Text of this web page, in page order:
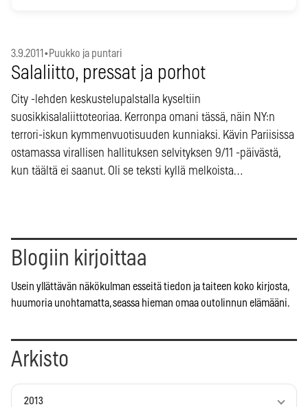
3.9.2011 •Puukko ja puntari
Salaliitto, pressat ja porhot
City -lehden keskustelupalstalla kyseltiin
suosikkisalaliittoteoriaa. Kerronpa omani tässä, näin NY:n
terrori-iskun kymmenvuotisuuden kunniaksi. Kävin Pariisissa
ostamassa virallisen hallituksen selvityksen 9/11 -päivästä,
kun täältä ei saanut. Oli se teksti kyllä melkoista…
Blogiin kirjoittaa
Usein yllättävän näkökulman esseitä tiedon ja taiteen koko kirjosta,
huumoria unohtamatta, seassa hieman omaa outolinnun elämääni.
Arkisto
2013